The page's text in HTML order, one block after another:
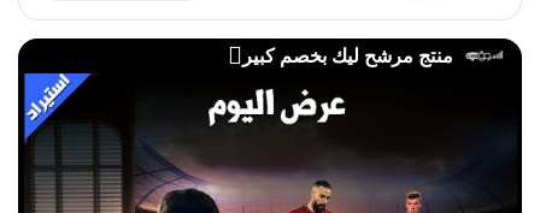
منتج مرشح ليك بخصم كبير